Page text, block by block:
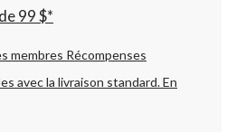
99 $*
membres Récompenses
avec la livraison standard.En